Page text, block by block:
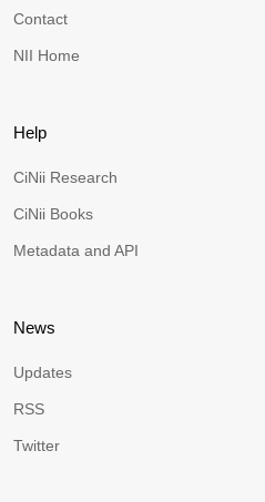
Contact
NII Home
Help
CiNii Research
CiNii Books
Metadata and API
News
Updates
RSS
Twitter